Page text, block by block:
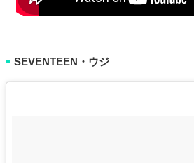
■ SEVENTEEN・ウジ